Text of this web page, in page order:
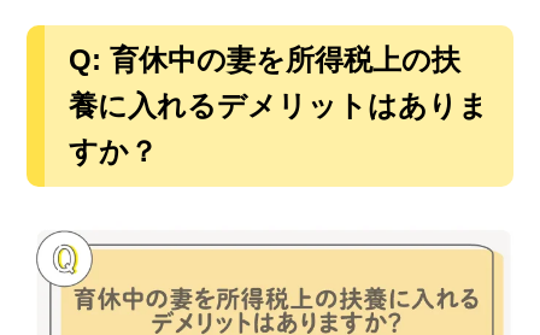
Q: 育休中の妻を所得税上の扶
養に入れるデメリットはありま
すか？